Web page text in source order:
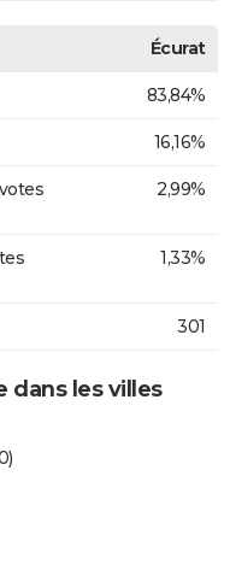
Écurat
83,84%
16,16%
2,99%
1,33%
301
dans les villes